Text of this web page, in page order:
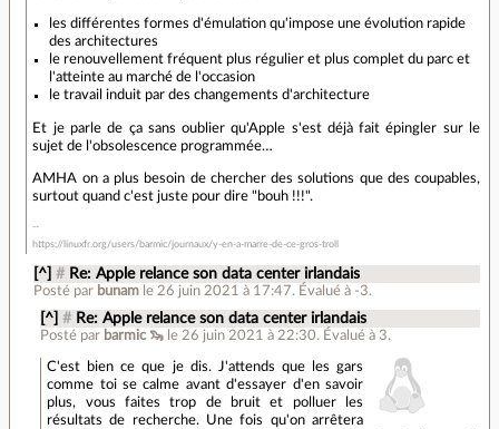
les différentes formes d'émulation qu'impose une évolution rapide
des architectures
le renouvellement fréquent plus régulier et plus complet du parc et
l'atteinte au marché de l'occasion
le travail induit par des changements d'architecture
Et je parle de ça sans oublier qu'Apple s'est déjà fait épingler sur le
sujet de l'obsolescence programmée…
AMHA on a plus besoin de chercher des solutions que des coupables,
surtout quand c'est juste pour dire "bouh !!!".
https://linuxfr.org/users/barmic/journaux/y-en-a-marre-de-ce-gros-troll
[^] # Re: Apple relance son data center irlandais
Posté par bunam le 26 juin 2021 à 17:47. Évalué à -3.
[^] # Re: Apple relance son data center irlandais
Posté par barmic 🦦 le 26 juin 2021 à 22:30. Évalué à 3.
C'est bien ce que je dis. J'attends que les gars
comme toi se calme avant d'essayer d'en savoir
plus, vous faites trop de bruit et polluer les
résultats de recherche. Une fois qu'on arrêtera